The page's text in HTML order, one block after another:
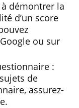
démontrer la
d’un score
ou sur
:
de
assurez-